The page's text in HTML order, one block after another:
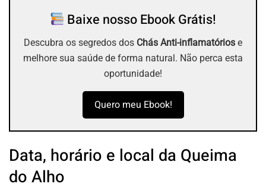
Baixe nosso Ebook Grátis!
Descubra os segredos dos Chás Anti-inflamatórios e
melhore sua saúde de forma natural. Não perca esta
oportunidade!
Quero meu Ebook!
Data, horário e local da Queima
do Alho